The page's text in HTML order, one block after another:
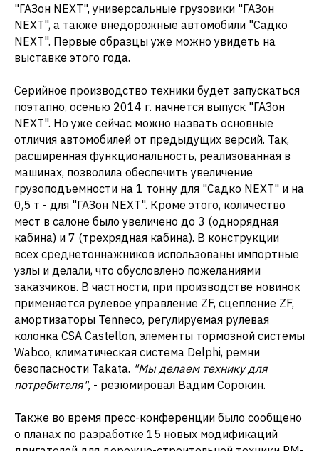
"ГАЗон NEXT", универсальные грузовики "ГАЗон
NEXT", а также внедорожные автомобили "Садко
NEXT". Первые образцы уже можно увидеть на
выставке этого года.
Серийное производство техники будет запускаться
поэтапно, осенью 2014 г. начнется выпуск "ГАЗон
NEXT". Но уже сейчас можно назвать основные
отличия автомобилей от предыдущих версий. Так,
расширенная функциональность, реализованная в
машинах, позволила обеспечить увеличение
грузоподъемности на 1 тонну для "Садко NEXT" и на
0,5 т - для "ГАЗон NEXT". Кроме этого, количество
мест в салоне было увеличено до 3 (однорядная
кабина) и 7 (трехрядная кабина). В конструкции
всех среднетоннажников использованы импортные
узлы и делали, что обусловлено пожеланиями
заказчиков. В частности, при производстве новинок
применяется рулевое управление ZF, сцепление ZF,
амортизаторы Tenneco, регулируемая рулевая
колонка CSA Castellon, элементы тормозной системы
Wabco, климатическая система Delphi, ремни
безопасности Takata. "Мы делаем технику для
потребителя", - резюмировал Вадим Сорокин.
Также во время пресс-конференции было сообщено
о планах по разработке 15 новых модификаций